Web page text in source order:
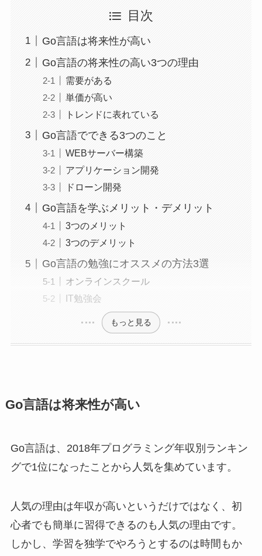
目次
Go言語は将来性が高い
Go言語の将来性の高い3つの理由
需要がある
単価が高い
トレンドに表れている
Go言語でできる3つのこと
WEBサーバー構築
アプリケーション開発
ドローン開発
Go言語を学ぶメリット・デメリット
3つのメリット
3つのデメリット
Go言語の勉強にオススメの方法3選
オンラインスクール
IT勉強会
もっと見る
Go言語は将来性が高い
Go言語は、2018年プログラミング年収別ランキン
グで1位になったことから人気を集めています。
人気の理由は年収が高いというだけではなく、初
心者でも簡単に習得できるのも人気の理由です。
しかし、学習を独学でやろうとするのは時間もか